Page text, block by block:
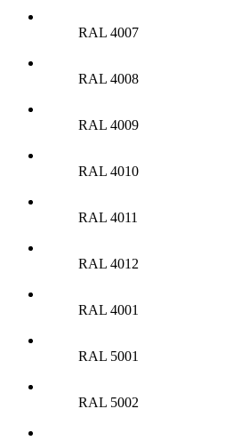
RAL 4007
RAL 4008
RAL 4009
RAL 4010
RAL 4011
RAL 4012
RAL 4001
RAL 5001
RAL 5002